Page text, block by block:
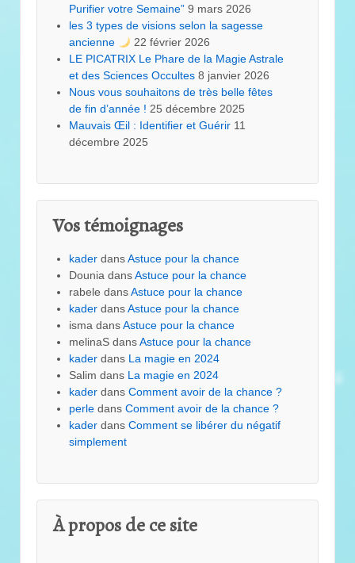
Purifier votre Semaine” 9 mars 2026
les 3 types de visions selon la sagesse
ancienne
22 février 2026
LE PICATRIX Le Phare de la Magie Astrale
et des Sciences Occultes 8 janvier 2026
Nous vous souhaitons de très belle fêtes
de fin d’année ! 25 décembre 2025
Mauvais Œil : Identifier et Guérir 11
décembre 2025
Vos témoignages
kader dansAstuce pour la chance
Dounia dansAstuce pour la chance
rabele dansAstuce pour la chance
kader dansAstuce pour la chance
isma dansAstuce pour la chance
melinaS dansAstuce pour la chance
kader dans La magie en 2024
Salim dans La magie en 2024
kader dans Comment avoir de la chance ?
perle dans Comment avoir de la chance ?
kader dans Comment se libérer du négatif
simplement
À propos de ce site